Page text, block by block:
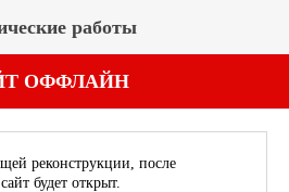
работы
ОФФЛАЙН
реконструкции, после
будет открыт.